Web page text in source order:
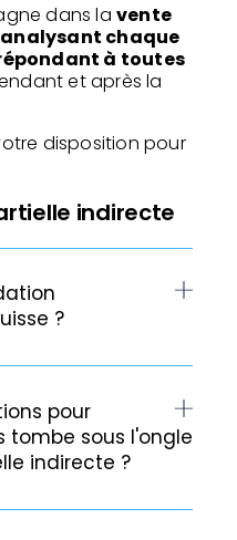
dans la vente
analysant chaque
à toutes
et après la
disposition pour
indirecte
?
pour
tombe sous l'ongle
indirecte ?